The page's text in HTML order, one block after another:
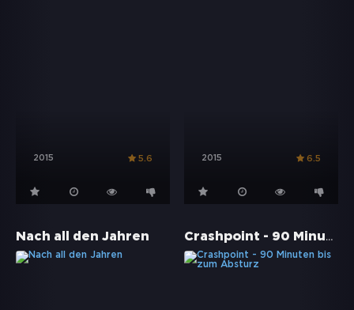
2015 5.6 2015 6.5
Nach all den Jahren Crashpoint - 90 Minuten bis zum Absturz